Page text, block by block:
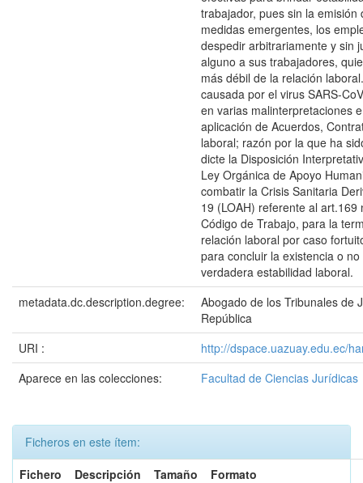
trabajador, pues sin la emisión
medidas emergentes, los
despedir arbitrariamente y sin
alguno a sus trabajadores,
más débil de la relación
causada por el virus SARS-
en varias malinterpretaciones
aplicación de Acuerdos,
laboral; razón por la que ha
dicte la Disposición
Ley Orgánica de Apoyo
combatir la Crisis Sanitaria
19 (LOAH) referente al art.169
Código de Trabajo, para la
relación laboral por caso
para concluir la existencia o
verdadera estabilidad laboral.
metadata.dc.description.degree:
Abogado de los Tribunales de
República
URI :
http://dspace.uazuay.edu.ec/
Aparece en las colecciones:
Facultad de Ciencias Jurídicas
Ficheros en este ítem:
Fichero
Descripción Tamaño
Formato